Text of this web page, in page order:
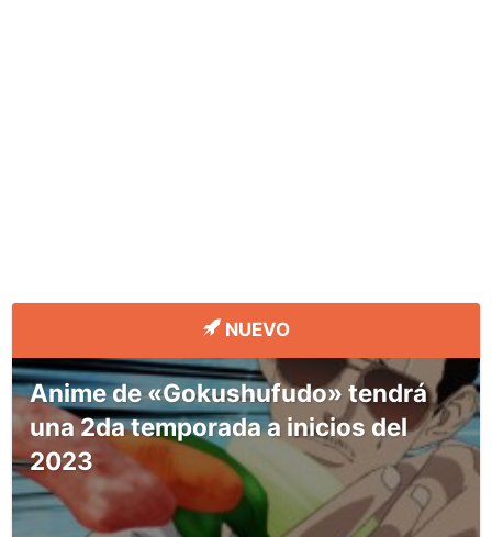
NUEVO
Anime de «Gokushufudo» tendrá
una 2da temporada a inicios del
2023